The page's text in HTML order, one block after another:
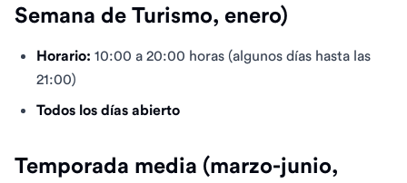
Semana de Turismo, enero)
Horario: 10:00 a 20:00 horas (algunos días hasta las
21:00)
Todos los días abierto
Temporada media (marzo-junio,